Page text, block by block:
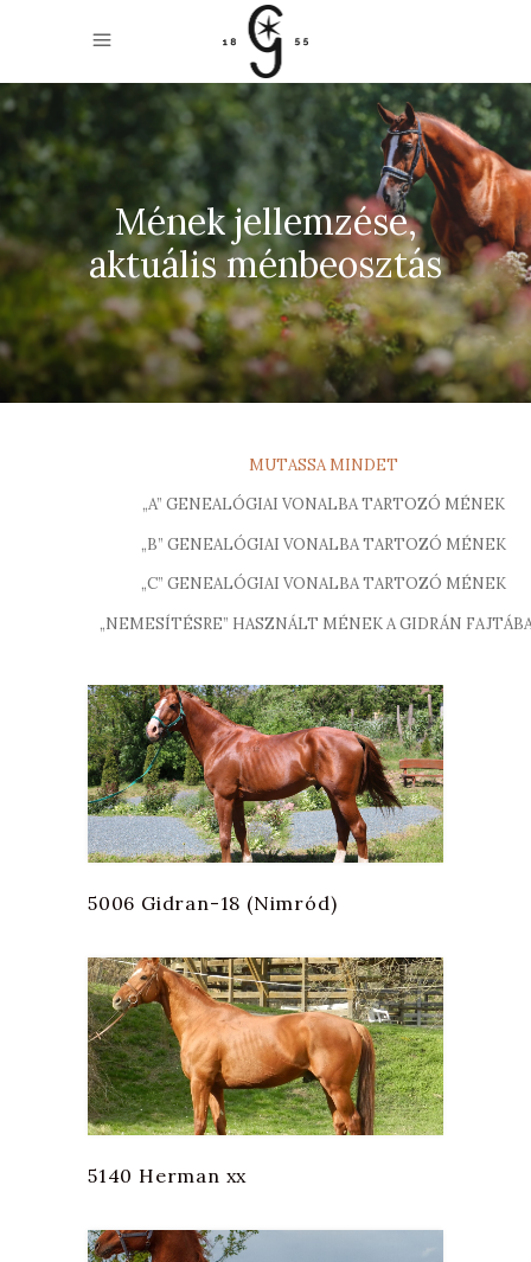
Mének jellemzése,
aktuális ménbeosztás
MUTASSA MINDET
„A” GENEALÓGIAI VONALBA TARTOZÓ MÉNEK
„B” GENEALÓGIAI VONALBA TARTOZÓ MÉNEK
„C” GENEALÓGIAI VONALBA TARTOZÓ MÉNEK
„NEMESÍTÉSRE” HASZNÁLT MÉNEK A GIDRÁN
5006 Gidran-18 (Nimród)
5140 Herman xx